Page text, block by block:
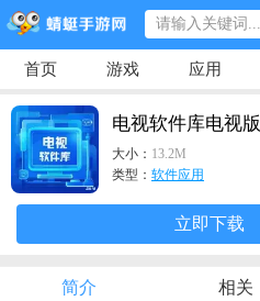
首页 游戏 应用
专题
电视软件库电视版
大小： 13.2M
类型： 软件应用
立即下载
简介 相关